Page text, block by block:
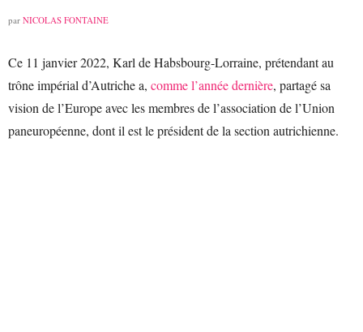
par NICOLAS FONTAINE
Ce 11 janvier 2022, Karl de Habsbourg-Lorraine, prétendant au
trône impérial d’Autriche a, comme l’année dernière, partagé sa
vision de l’Europe avec les membres de l’association de l’Union
paneuropéenne, dont il est le président de la section autrichienne.